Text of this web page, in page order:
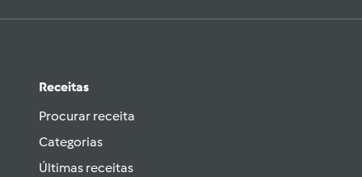
Receitas
Procurar receita
Categorias
Últimas receitas